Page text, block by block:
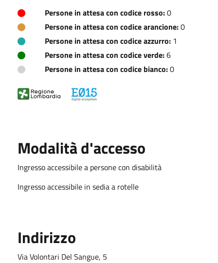
Persone in attesa con codice rosso:0
Persone in attesa con codice arancione:0
Persone in attesa con codice azzurro: 1
Persone in attesa con codice verde:6
Persone in attesa con codice bianco:0
Modalità d'accesso
Ingresso accessibile a persone con disabilità
Ingresso accessibile in sedia a rotelle
Indirizzo
Via Volontari Del Sangue, 5